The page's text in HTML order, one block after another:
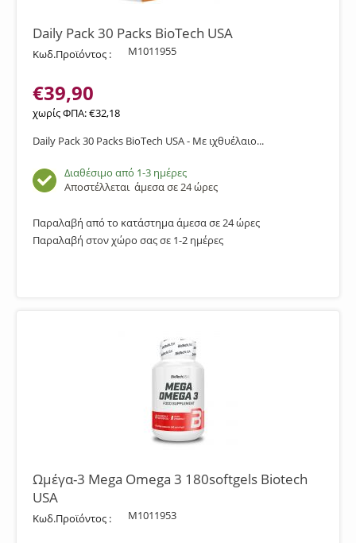
Daily Pack 30 Packs BioTech USA
Κωδ.Προϊόντος : M1011955
€39,90
χωρίς ΦΠΑ:€32,18
Daily Pack 30 Packs BioTech USA - Με ιχθυέλαιο...
Διαθέσιμο από 1-3 ημέρες
Αποστέλλεται άμεσα σε 24 ώρες
Παραλαβή από το κατάστημα άμεσα σε 24 ώρες
Παραλαβή στον χώρο σας σε 1-2 ημέρες
Ωμέγα-3 Mega Omega 3 180softgels Biotech
USA
Κωδ.Προϊόντος : M1011953